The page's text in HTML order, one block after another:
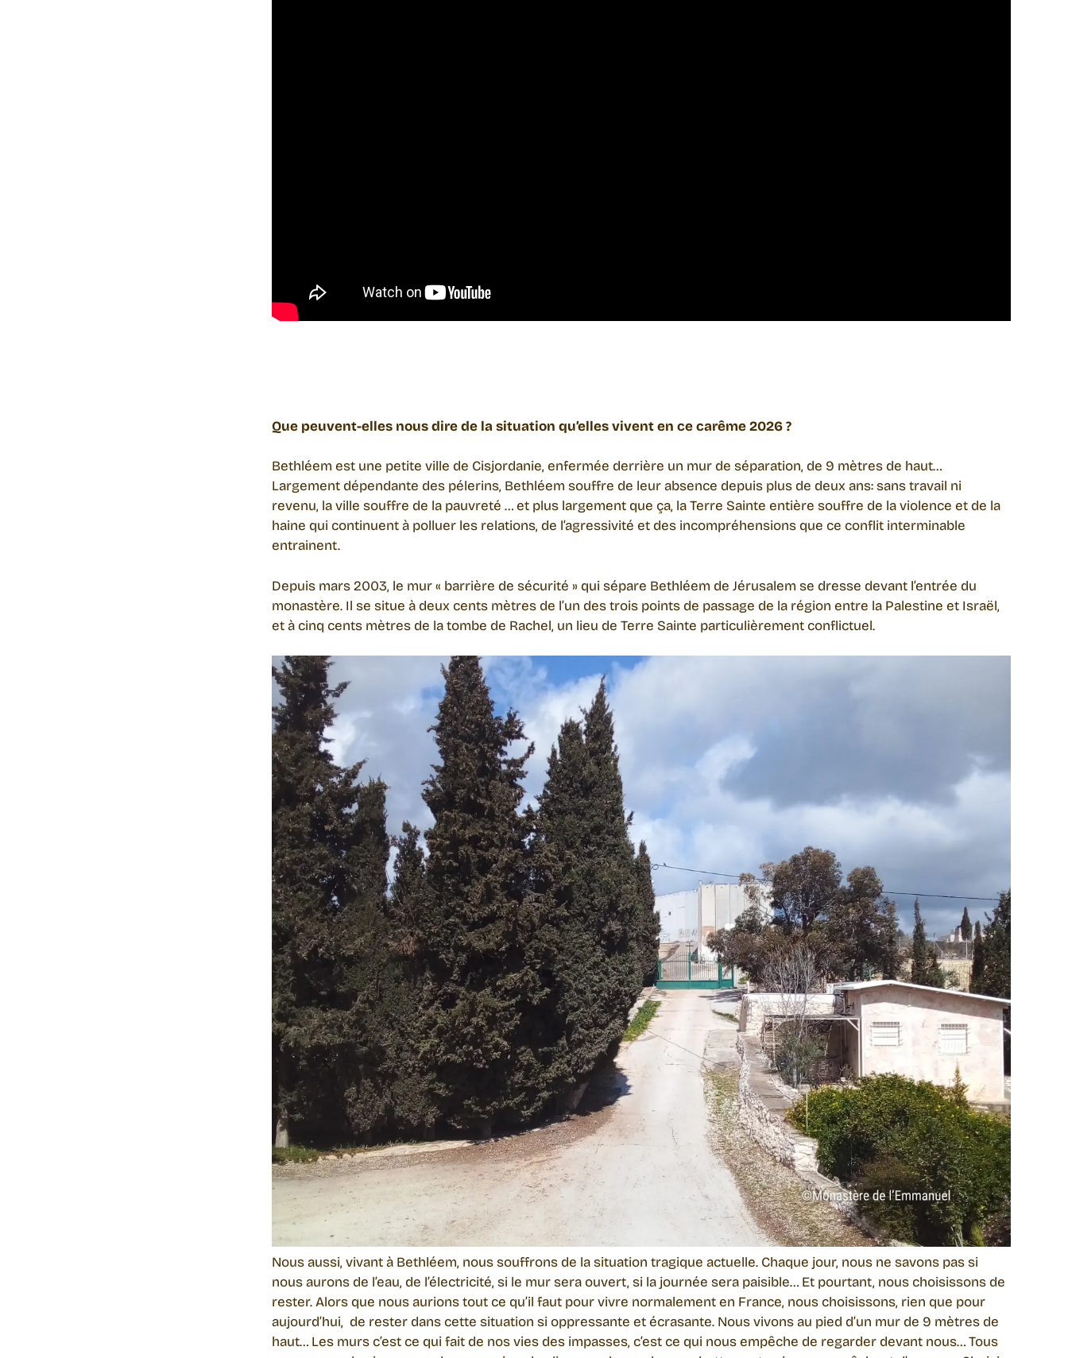
Que peuvent-elles nous dire de la situation qu’elles vivent en ce carême 2026 ?
Bethléem est une petite ville de Cisjordanie, enfermée derrière un mur de séparation, de 9 mètres de haut…
Largement dépendante des pélerins, Bethléem souffre de leur absence depuis plus de deux ans: sans travail ni
revenu, la ville souffre de la pauvreté … et plus largement que ça, la Terre Sainte entière souffre de la violence et de la
haine qui continuent à polluer les relations, de l’agressivité et des incompréhensions que ce conflit interminable
entrainent.
Depuis mars 2003, le mur « barrière de sécurité » qui sépare Bethléem de Jérusalem se dresse devant l’entrée du
monastère. Il se situe à deux cents mètres de l’un des trois points de passage de la région entre la Palestine et Israël,
et à cinq cents mètres de la tombe de Rachel, un lieu de Terre Sainte particulièrement conflictuel.
Nous aussi, vivant à Bethléem, nous souffrons de la situation tragique actuelle. Chaque jour, nous ne savons pas si
nous aurons de l’eau, de l’électricité, si le mur sera ouvert, si la journée sera paisible… Et pourtant, nous choisissons de
rester. Alors que nous aurions tout ce qu’il faut pour vivre normalement en France, nous choisissons, rien que pour
aujourd’hui, de rester dans cette situation si oppressante et écrasante. Nous vivons au pied d’un mur de 9 mètres de
haut… Les murs c’est ce qui fait de nos vies des impasses, c’est ce qui nous empêche de regarder devant nous… Tous